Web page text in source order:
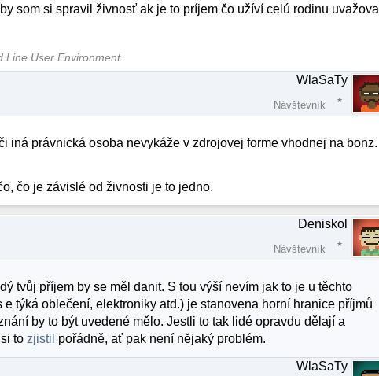
som si spravil živnosť ak je to príjem čo užíví celú rodinu uvažoval
Line User Environment
WlaSaTy
Návštevník
iná právnická osoba nevykáže v zdrojovej forme vhodnej na bonz.
čo je závislé od živnosti je to jedno.
Deniskol
Návštevník
tvůj příjem by se měl danit. S tou výší nevím jak to je u těchto
týká oblečení, elektroniky atd.) je stanovena horní hranice příjmů
by to být uvedené mělo. Jestli to tak lidé opravdu dělají a
to zjistil pořádně, ať pak není nějaký problém.
WlaSaTy